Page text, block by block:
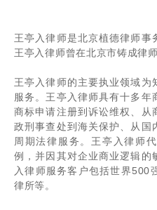
王亭入律师是北京植德律师事
王亭入律师曾在北京市铸成律
王亭入律师的主要执业领域为
服务。王亭入律师具有十多年
商标申请注册到诉讼维权、从
政刑事查处到海关保护、从国
周期法律服务。王亭入律师
例，并因其对企业商业逻辑的
入律师服务客户包括世界500
律所等。